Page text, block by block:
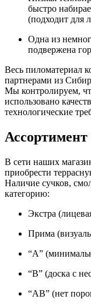
быстро
(подходит для
Одна из
подвержена
Весь пиломатериал
партнерами из
Мы контролируем,
использовано
технологические
В сети наших
приобрести
Наличие сучков,
категорию:
Экстра
Прима
“А”
“В” (доска с
“АВ” (нет